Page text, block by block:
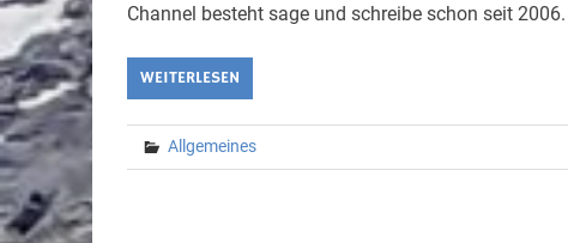
Channel besteht sage und schreibe schon seit
WEITERLESEN
Allgemeines